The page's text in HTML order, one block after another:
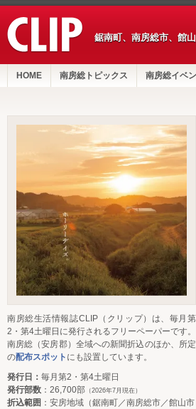
鋸南町、南房総市、館
HOME 南房総トピックス 南房総イベ
南房総生活情報誌CLIP（クリップ）は、毎月第
2・第4土曜日に発行されるフリーペーパーです。
南房総（安房郡）全域への新聞折込のほか、所定
の配布スポット にも設置しています。
発行日： 毎月第2・第4土曜日
発行部数 ：26,700部 （2026年7月現在）
折込範囲 ：安房地域（鋸南町／南房総市／館山市